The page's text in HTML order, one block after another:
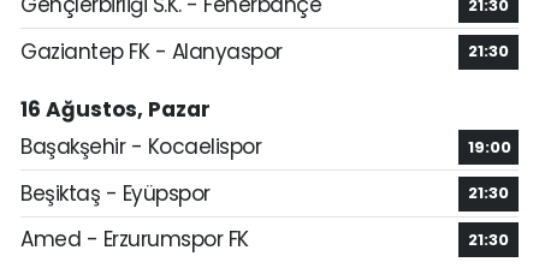
21:30
Gaziantep FK - Alanyaspor 21:30
16 Ağustos, Pazar
Başakşehir - Kocaelispor
19:00
Beşiktaş - Eyüpspor 21:30
Amed - Erzurumspor FK 21:30